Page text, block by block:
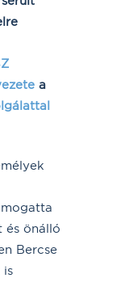
a
és önálló
Bercse
is